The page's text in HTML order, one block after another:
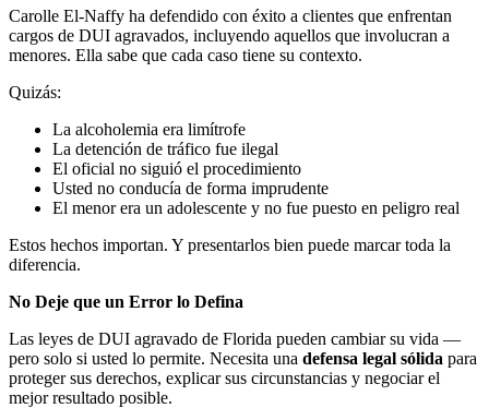
Carolle El-Naffy ha defendido con éxito a clientes que enfrentan
cargos de DUI agravados, incluyendo aquellos que involucran a
menores. Ella sabe que cada caso tiene su contexto.
Quizás:
La alcoholemia era limítrofe
La detención de tráfico fue ilegal
El oficial no siguió el procedimiento
Usted no conducía de forma imprudente
El menor era un adolescente y no fue puesto en peligro real
Estos hechos importan. Y presentarlos bien puede marcar toda la
diferencia.
No Deje que un Error lo Defina
Las leyes de DUI agravado de Florida pueden cambiar su vida —
pero solo si usted lo permite. Necesita una defensa legal sólida para
proteger sus derechos, explicar sus circunstancias y negociar el
mejor resultado posible.